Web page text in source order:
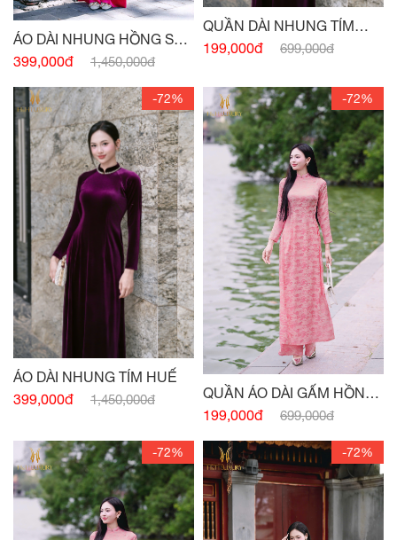
ÁO DÀI NHUNG HỒNG SEN
ĐẬM
399,000đ 1,450,000đ
QUẦN DÀI NHUNG TÍM
HUẾ
199,000đ 699,000đ
-72%
ÁO DÀI NHUNG TÍM HUẾ
399,000đ
1,450,000đ
-72%
QUẦN ÁO DÀI GẤM HỒNG
HỌA TIẾT
199,000đ 699,000đ
-72% -72%